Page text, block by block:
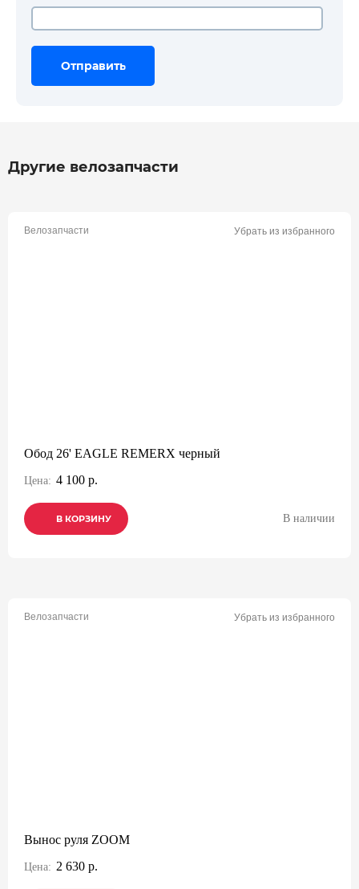
Отправить
Отправить
Отправить
Другие велозапчасти
Велозапчасти Убрать из избранного
Обод 26' EAGLE REMERX черный
Цена: 4 100 р.
В КОРЗИНУ
В КОРЗИНУ
В КОРЗИНУ В наличии
Велозапчасти Убрать из избранного
Вынос руля ZOOM
Цена: 2 630 р.